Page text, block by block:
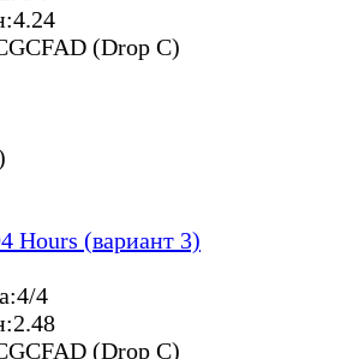
4.24
(Drop C)
Hours (вариант 3)
4/4
2.48
(Drop C)